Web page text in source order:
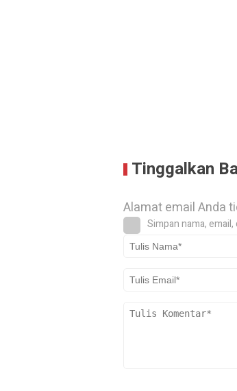
Tinggalkan
Alamat email Anda
Simpan nama,